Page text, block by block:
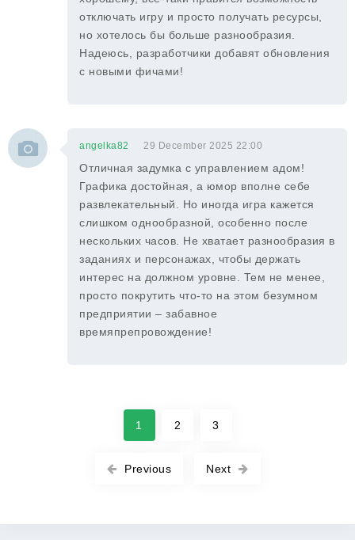
отключать игру и просто получать ресурсы,
но хотелось бы больше разнообразия.
Надеюсь, разработчики добавят обновления
с новыми фичами!
angelka82 29 December 2025 22:00
Отличная задумка с управлением адом!
Графика достойная, а юмор вполне себе
развлекательный. Но иногда игра кажется
слишком однообразной, особенно после
нескольких часов. Не хватает разнообразия в
заданиях и персонажах, чтобы держать
интерес на должном уровне. Тем не менее,
просто покрутить что-то на этом безумном
предприятии – забавное
времяпрепровождение!
Previous
1 2 3
Next